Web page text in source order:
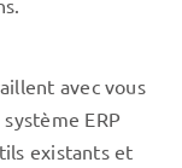
avec vous
ERP
existants et